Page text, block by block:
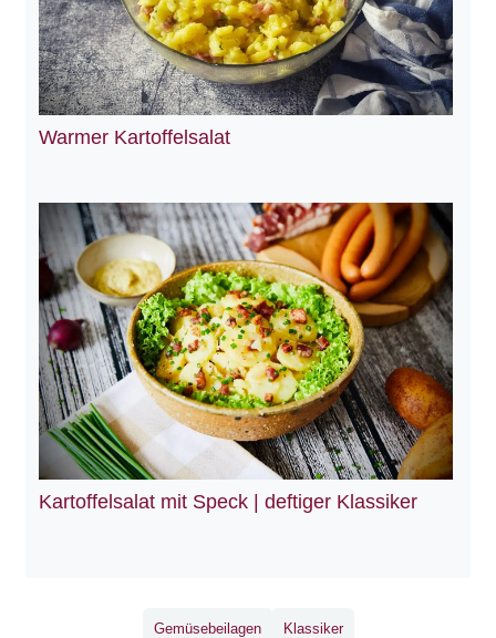
Warmer Kartoffelsalat
Kartoffelsalat mit Speck | deftiger Klassiker
Gemüsebeilagen Klassiker